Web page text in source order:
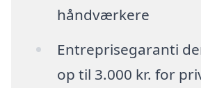
håndværkere
Entreprisegaranti
op til 3.000 kr. for